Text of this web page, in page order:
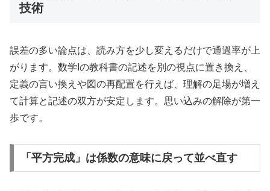
技術
誤差の多い論点は、読み方を少し変えるだけで通過率が上
がります。数学Iの教科書の記述を別の視点に置き換え、
定義の言い換えや図の再配置を行えば、理解の足場が増え
て計算と記述の双方が安定します。思い込みの解除が第一
歩です。
「平方完成」は係数の意味に戻って並べ直す